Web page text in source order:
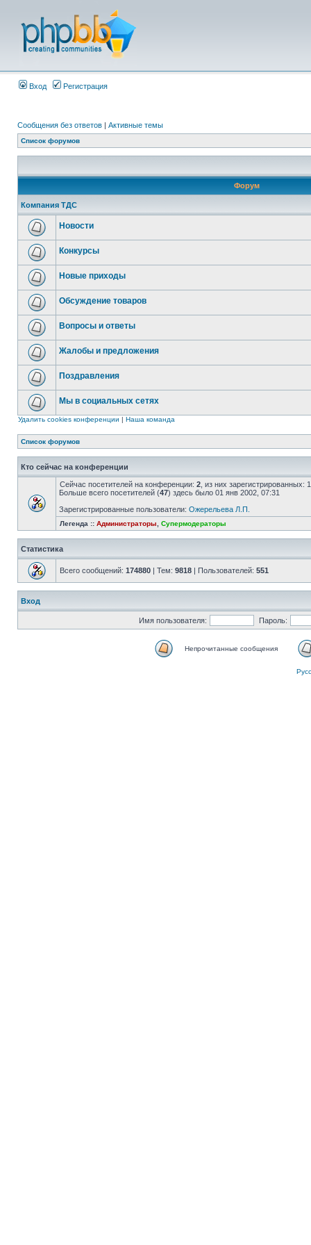
Вход Регистрация
Сообщения без ответов | Активные темы
Список форумов
Форум
Компания ТДС
Новости
Конкурсы
Новые приходы
Обсуждение товаров
Вопросы и ответы
Жалобы и предложения
Поздравления
Мы в социальных сетях
Удалить cookies конференции | Наша команда
Список форумов
Кто сейчас на конференции
Сейчас посетителей на конференции: 2 , из них
Больше всего посетителей (47) здесь было 01 янв 2002, 07:31
Зарегистрированные пользователи: Ожерельева Л.П.
Легенда :: Администраторы Супермодераторы
Статистика
Всего сообщений: 174880 | Тем: 9818 | Пользователей: 551
Вход
Имя пользователя: Пароль:
Непрочитанные сообщения